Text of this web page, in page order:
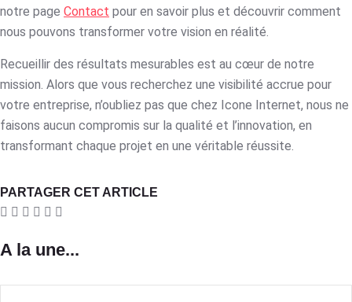
notre page Contact pour en savoir plus et découvrir comment
nous pouvons transformer votre vision en réalité.
Recueillir des résultats mesurables est au cœur de notre
mission. Alors que vous recherchez une visibilité accrue pour
votre entreprise, n’oubliez pas que chez Icone Internet, nous ne
faisons aucun compromis sur la qualité et l’innovation, en
transformant chaque projet en une véritable réussite.
PARTAGER CET ARTICLE
A la une...